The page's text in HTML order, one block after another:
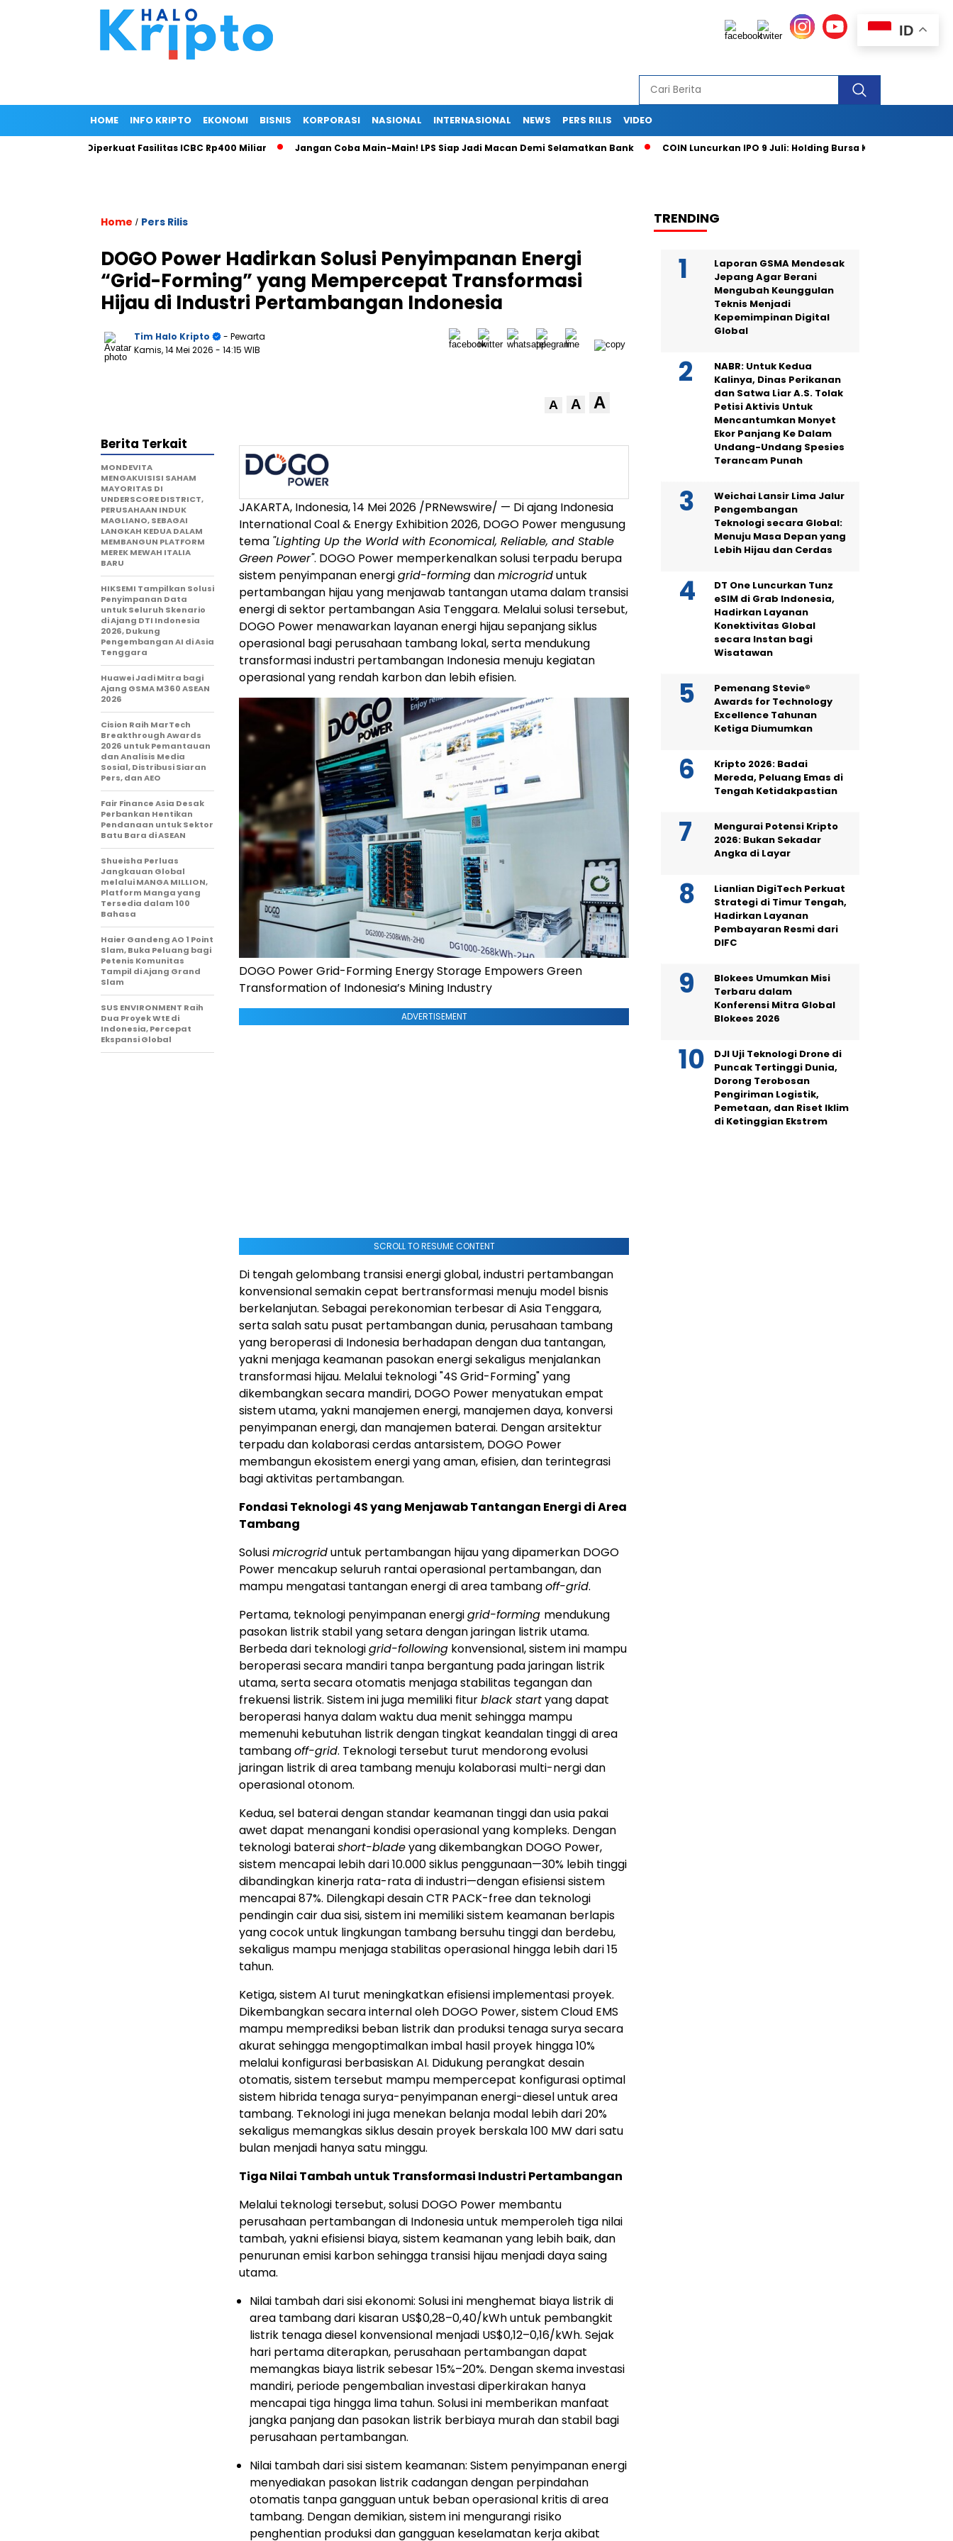
HOME INFO KRIPTO EKONOMI BISNIS KORPORASI NASIONAL INTERNASIONAL NEWS PERS RILIS VIDEO
Menara Diperkuat Fasilitas ICBC Rp400 Miliar Jangan Coba Main-Main! LPS Siap Jadi Macan Demi Selamatkan Bank COIN Luncurkan IPO 9 Juli: Holding Bursa Kripto Pertama Masuk
Home / Pers Rilis
DOGO Power Hadirkan Solusi Penyimpanan Energi
“Grid-Forming” yang Mempercepat Transformasi
Hijau di Industri Pertambangan Indonesia
Tim Halo Kripto
- Pewarta
Kamis, 14 Mei 2026 - 14:15 WIB
A A A
JAKARTA, Indonesia, 14 Mei 2026 /PRNewswire/ — Di ajang Indonesia
International Coal & Energy Exhibition 2026, DOGO Power mengusung
tema "Lighting Up the World with Economical, Reliable, and Stable
Green Power". DOGO Power memperkenalkan solusi terpadu berupa
sistem penyimpanan energigrid-formingdanmicrogriduntuk
pertambangan hijau yang menjawab tantangan utama dalam transisi
energi di sektor pertambangan Asia Tenggara. Melalui solusi tersebut,
DOGO Power menawarkan layanan energi hijau sepanjang siklus
operasional bagi perusahaan tambang lokal, serta mendukung
transformasi industri pertambangan Indonesia menuju kegiatan
operasional yang rendah karbon dan lebih efisien.
DOGO Power Grid-Forming Energy Storage Empowers Green
Transformation of Indonesia’s Mining Industry
ADVERTISEMENT
SCROLL TO RESUME CONTENT
Di tengah gelombang transisi energi global, industri pertambangan
konvensional semakin cepat bertransformasi menuju model bisnis
berkelanjutan. Sebagai perekonomian terbesar di Asia Tenggara,
serta salah satu pusat pertambangan dunia, perusahaan tambang
yang beroperasi di Indonesia berhadapan dengan dua tantangan,
yakni menjaga keamanan pasokan energi sekaligus menjalankan
transformasi hijau. Melalui teknologi "4S Grid-Forming" yang
dikembangkan secara mandiri, DOGO Power menyatukan empat
sistem utama, yakni manajemen energi, manajemen daya, konversi
penyimpanan energi, dan manajemen baterai. Dengan arsitektur
terpadu dan kolaborasi cerdas antarsistem, DOGO Power
membangun ekosistem energi yang aman, efisien, dan terintegrasi
bagi aktivitas pertambangan.
Fondasi Teknologi 4S yang Menjawab Tantangan Energi di Area
Tambang
Solusimicrogriduntuk pertambangan hijau yang dipamerkan DOGO
Power mencakup seluruh rantai operasional pertambangan, dan
mampu mengatasi tantangan energi di area tambangoff-grid.
Pertama, teknologi penyimpanan energigrid-forming mendukung
pasokan listrik stabil yang setara dengan jaringan listrik utama.
Berbeda dari teknologigrid-following konvensional, sistem ini mampu
beroperasi secara mandiri tanpa bergantung pada jaringan listrik
utama, serta secara otomatis menjaga stabilitas tegangan dan
frekuensi listrik. Sistem ini juga memiliki fiturblack startyang dapat
beroperasi hanya dalam waktu dua menit sehingga mampu
memenuhi kebutuhan listrik dengan tingkat keandalan tinggi di area
tambangoff-grid. Teknologi tersebut turut mendorong evolusi
jaringan listrik di area tambang menuju kolaborasi multi-nergi dan
operasional otonom.
Kedua, sel baterai dengan standar keamanan tinggi dan usia pakai
awet dapat menangani kondisi operasional yang kompleks. Dengan
teknologi bateraishort-bladeyang dikembangkan DOGO Power,
sistem mencapai lebih dari 10.000 siklus penggunaan—30% lebih tinggi
dibandingkan kinerja rata-rata di industri—dengan efisiensi sistem
mencapai 87%. Dilengkapi desain CTR PACK-free dan teknologi
pendingin cair dua sisi, sistem ini memiliki sistem keamanan berlapis
yang cocok untuk lingkungan tambang bersuhu tinggi dan berdebu,
sekaligus mampu menjaga stabilitas operasional hingga lebih dari 15
tahun.
Ketiga, sistem AI turut meningkatkan efisiensi implementasi proyek.
Dikembangkan secara internal oleh DOGO Power, sistem Cloud EMS
mampu memprediksi beban listrik dan produksi tenaga surya secara
akurat sehingga mengoptimalkan imbal hasil proyek hingga 10%
melalui konfigurasi berbasiskan AI. Didukung perangkat desain
otomatis, sistem tersebut mampu mempercepat konfigurasi optimal
sistem hibrida tenaga surya-penyimpanan energi-diesel untuk area
tambang. Teknologi ini juga menekan belanja modal lebih dari 20%
sekaligus memangkas siklus desain proyek berskala 100 MW dari satu
bulan menjadi hanya satu minggu.
Tiga Nilai Tambah untuk Transformasi Industri Pertambangan
Melalui teknologi tersebut, solusi DOGO Power membantu
perusahaan pertambangan di Indonesia untuk memperoleh tiga nilai
tambah, yakni efisiensi biaya, sistem keamanan yang lebih baik, dan
penurunan emisi karbon sehingga transisi hijau menjadi daya saing
utama.
Nilai tambah dari sisi ekonomi: Solusi ini menghemat biaya listrik di
area tambang dari kisaran US$0,28–0,40/kWh untuk pembangkit
listrik tenaga diesel konvensional menjadi US$0,12–0,16/kWh. Sejak
hari pertama diterapkan, perusahaan pertambangan dapat
memangkas biaya listrik sebesar 15%–20%. Dengan skema investasi
mandiri, periode pengembalian investasi diperkirakan hanya
mencapai tiga hingga lima tahun. Solusi ini memberikan manfaat
jangka panjang dan pasokan listrik berbiaya murah dan stabil bagi
perusahaan pertambangan.
Nilai tambah dari sisi sistem keamanan: Sistem penyimpanan energi
menyediakan pasokan listrik cadangan dengan perpindahan
otomatis tanpa gangguan untuk beban operasional kritis di area
tambang. Dengan demikian, sistem ini mengurangi risiko
penghentian produksi dan gangguan keselamatan kerja akibat
Berita Terkait
MONDEVITA
MENGAKUISISI SAHAM
MAYORITAS DI
UNDERSCORE DISTRICT,
PERUSAHAAN INDUK
MAGLIANO, SEBAGAI
LANGKAH KEDUA DALAM
MEMBANGUN PLATFORM
MEREK MEWAH ITALIA
BARU
HIKSEMI Tampilkan Solusi
Penyimpanan Data
untuk Seluruh Skenario
di Ajang DTI Indonesia
2026, Dukung
Pengembangan AI di Asia
Tenggara
Huawei Jadi Mitra bagi
Ajang GSMA M360 ASEAN
2026
Cision Raih MarTech
Breakthrough Awards
2026 untuk Pemantauan
dan Analisis Media
Sosial, Distribusi Siaran
Pers, dan AEO
Fair Finance Asia Desak
Perbankan Hentikan
Pendanaan untuk Sektor
Batu Bara di ASEAN
Shueisha Perluas
Jangkauan Global
melalui MANGA MILLION,
Platform Manga yang
Tersedia dalam 100
Bahasa
Haier Gandeng AO 1 Point
Slam, Buka Peluang bagi
Petenis Komunitas
Tampil di Ajang Grand
Slam
SUS ENVIRONMENT Raih
Dua Proyek WtE di
Indonesia, Percepat
Ekspansi Global
TRENDING
Laporan GSMA Mendesak
Jepang Agar Berani
Mengubah Keunggulan
Teknis Menjadi
Kepemimpinan Digital
Global
NABR: Untuk Kedua
Kalinya, Dinas Perikanan
dan Satwa Liar A.S. Tolak
Petisi Aktivis Untuk
Mencantumkan Monyet
Ekor Panjang Ke Dalam
Undang-Undang Spesies
Terancam Punah
Weichai Lansir Lima Jalur
Pengembangan
Teknologi secara Global:
Menuju Masa Depan yang
Lebih Hijau dan Cerdas
DT One Luncurkan Tunz
eSIM di Grab Indonesia,
Hadirkan Layanan
Konektivitas Global
secara Instan bagi
Wisatawan
Pemenang Stevie®
Awards for Technology
Excellence Tahunan
Ketiga Diumumkan
Kripto 2026: Badai
Mereda, Peluang Emas di
Tengah Ketidakpastian
Mengurai Potensi Kripto
2026: Bukan Sekadar
Angka di Layar
Lianlian DigiTech Perkuat
Strategi di Timur Tengah,
Hadirkan Layanan
Pembayaran Resmi dari
DIFC
Blokees Umumkan Misi
Terbaru dalam
Konferensi Mitra Global
Blokees 2026
DJI Uji Teknologi Drone di
Puncak Tertinggi Dunia,
Dorong Terobosan
Pengiriman Logistik,
Pemetaan, dan Riset Iklim
di Ketinggian Ekstrem
ID